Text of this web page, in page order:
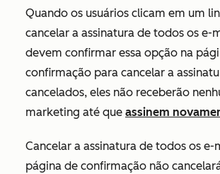
Quando os usuários clicam em um
cancelar a assinatura de todos os e-
devem confirmar essa opção na
confirmação para cancelar a
cancelados, eles não receberão
marketing até que assinem
Cancelar a assinatura de todos os e-
página de confirmação não